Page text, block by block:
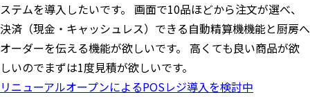
ステムを導入したいです。 画面で10品ほどから注文が選べ、
決済（現金・キャッシュレス）できる自動精算機機能と厨房へ
オーダーを伝える機能が欲しいです。 高くても良い商品が欲
しいのでまずは1度見積が欲しいです。
リニューアルオープンによるPOSレジ導入を検討中